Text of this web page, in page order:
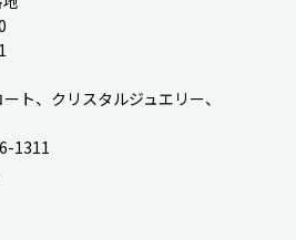
ト、クリスタルジュエリー、
1311